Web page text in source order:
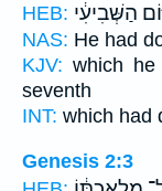
HEB: הַשְּׁבִיעִ֔י
NAS: He had
KJV: which
seventh
INT: which had
Genesis 2:3